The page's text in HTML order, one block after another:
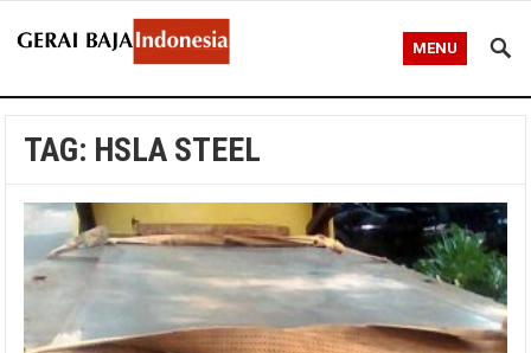
MENU
TAG: HSLA STEEL